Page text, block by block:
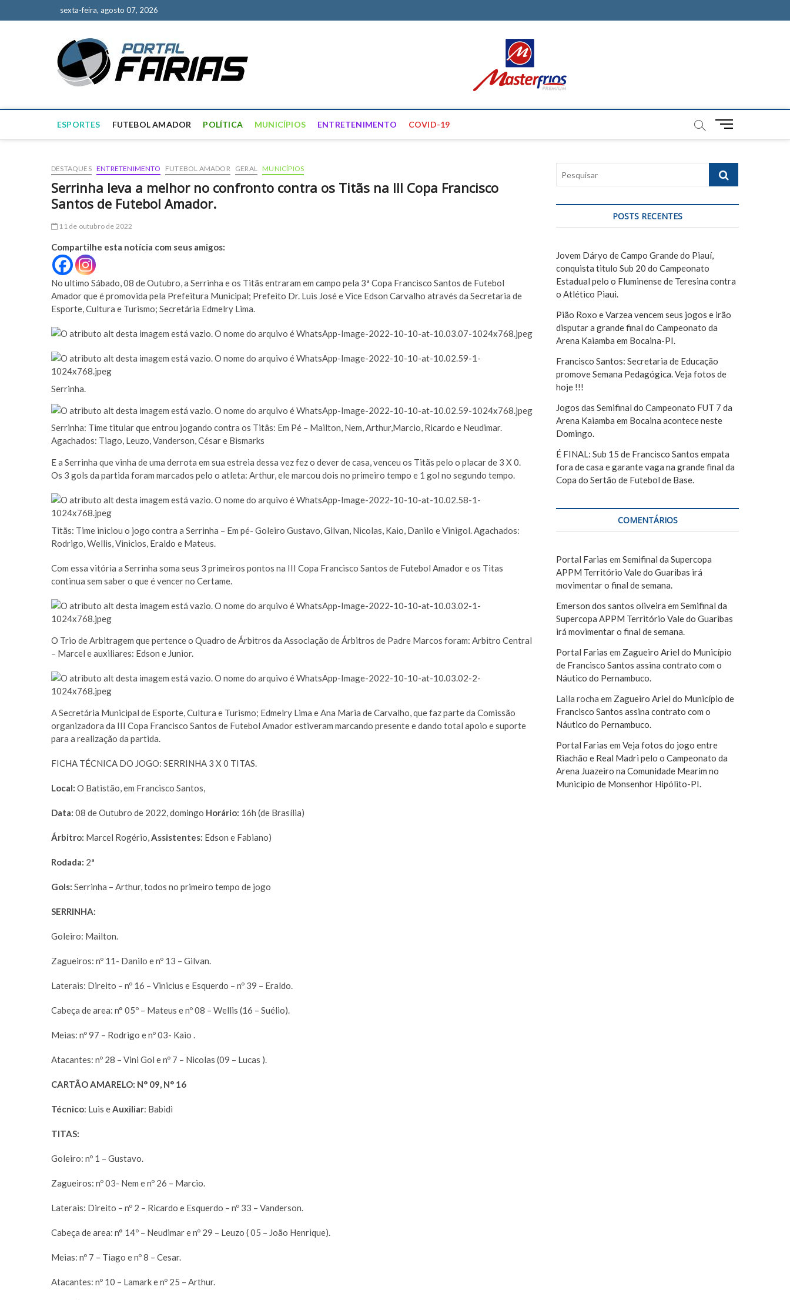
k
n
sexta-feira, agosto 07, 2026
ESPORTES FUTEBOL AMADOR POLÍTICA MUNICÍPIOS ENTRETENIMENTO COVID-19
M
u
B
u
o
DESTAQUES ENTRETENIMENTO FUTEBOL AMADOR GERAL MUNICÍPIOS
Serrinha leva a melhor no confronto contra os Titãs na III Copa Francisco
Santos de Futebol Amador.
11 de outubro de 2022
Compartilhe esta notícia com seus amigos:
No ultimo Sábado, 08 de Outubro, a Serrinha e os Titãs entraram em campo pela 3ª Copa Francisco Santos de Futebol
Amador que é promovida pela Prefeitura Municipal; Prefeito Dr. Luis José e Vice Edson Carvalho através da Secretaria de
Esporte, Cultura e Turismo; Secretária Edmelry Lima.
Serrinha.
Serrinha: Time titular que entrou jogando contra os Titâs: Em Pé – Mailton, Nem, Arthur,Marcio, Ricardo e Neudimar.
Agachados: Tiago, Leuzo, Vanderson, César e Bismarks
E a Serrinha que vinha de uma derrota em sua estreia dessa vez fez o dever de casa, venceu os Titãs pelo o placar de 3 X 0.
Os 3 gols da partida foram marcados pelo o atleta: Arthur, ele marcou dois no primeiro tempo e 1 gol no segundo tempo.
Titãs: Time iniciou o jogo contra a Serrinha – Em pé- Goleiro Gustavo, Gilvan, Nicolas, Kaio, Danilo e Vinigol. Agachados:
Rodrigo, Wellis, Vinicios, Eraldo e Mateus.
Com essa vitória a Serrinha soma seus 3 primeiros pontos na III Copa Francisco Santos de Futebol Amador e os Titas
continua sem saber o que é vencer no Certame.
O Trio de Arbitragem que pertence o Quadro de Árbitros da Associação de Árbitros de Padre Marcos foram: Arbitro Central
– Marcel e auxiliares: Edson e Junior.
A Secretária Municipal de Esporte, Cultura e Turismo; Edmelry Lima e Ana Maria de Carvalho, que faz parte da Comissão
organizadora da III Copa Francisco Santos de Futebol Amador estiveram marcando presente e dando total apoio e suporte
para a realização da partida.
FICHA TÉCNICA DO JOGO: SERRINHA 3 X 0 TITAS.
Local: O Batistão, em Francisco Santos,
Data: 08 de Outubro de 2022, domingo Horário: 16h (de Brasília)
Árbitro: Marcel Rogério, Assistentes: Edson e Fabiano)
Rodada: 2ª
Gols: Serrinha – Arthur, todos no primeiro tempo de jogo
SERRINHA:
Goleiro: Mailton.
Zagueiros: nº 11- Danilo e nº 13 – Gilvan.
Laterais: Direito – nº 16 – Vinicius e Esquerdo – nº 39 – Eraldo.
Cabeça de area: n° 05º – Mateus e nº 08 – Wellis (16 – Suélio).
Meias: nº 97 – Rodrigo e nº 03- Kaio .
Atacantes: nº 28 – Vini Gol e nº 7 – Nicolas (09 – Lucas ).
CARTÃO AMARELO: N° 09, N° 16
Técnico: Luis e Auxiliar: Babidi
TITAS:
Goleiro: nº 1 – Gustavo.
Zagueiros: nº 03- Nem e nº 26 – Marcio.
Laterais: Direito – nº 2 – Ricardo e Esquerdo – nº 33 – Vanderson.
Cabeça de area: n° 14º – Neudimar e nº 29 – Leuzo ( 05 – João Henrique).
Meias: nº 7 – Tiago e nº 8 – Cesar.
Atacantes: nº 10 – Lamark e nº 25 – Arthur.
q
a
POSTS RECENTES
Jovem Dáryo de Campo Grande do Piauí,
conquista titulo Sub 20 do Campeonato
Estadual pelo o Fluminense de Teresina contra
o Atlético Piaui.
Pião Roxo e Varzea vencem seus jogos e irão
disputar a grande final do Campeonato da
Arena Kaiamba em Bocaina-PI.
Francisco Santos: Secretaria de Educação
promove Semana Pedagógica. Veja fotos de
hoje !!!
Jogos das Semifinal do Campeonato FUT 7 da
Arena Kaiamba em Bocaina acontece neste
Domingo.
É FINAL: Sub 15 de Francisco Santos empata
fora de casa e garante vaga na grande final da
Copa do Sertão de Futebol de Base.
COMENTÁRIOS
Portal Farias em Semifinal da Supercopa
APPM Território Vale do Guaribas irá
movimentar o final de semana.
Emerson dos santos oliveira em Semifinal da
Supercopa APPM Território Vale do Guaribas
irá movimentar o final de semana.
Portal Farias em Zagueiro Ariel do Município
de Francisco Santos assina contrato com o
Náutico do Pernambuco.
Laila rocha em Zagueiro Ariel do Município de
Francisco Santos assina contrato com o
Náutico do Pernambuco.
Portal Farias em Veja fotos do jogo entre
Riachão e Real Madri pelo o Campeonato da
Arena Juazeiro na Comunidade Mearim no
Municipio de Monsenhor Hipólito-PI.